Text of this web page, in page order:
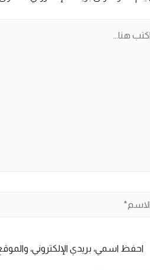
احفظ اسمي، بريدي الإلكتروني،